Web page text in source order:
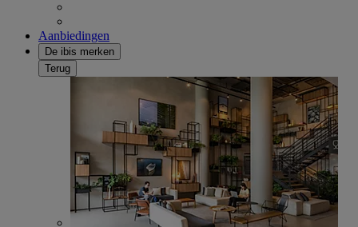
Aanbiedingen
De ibis merken
Terug